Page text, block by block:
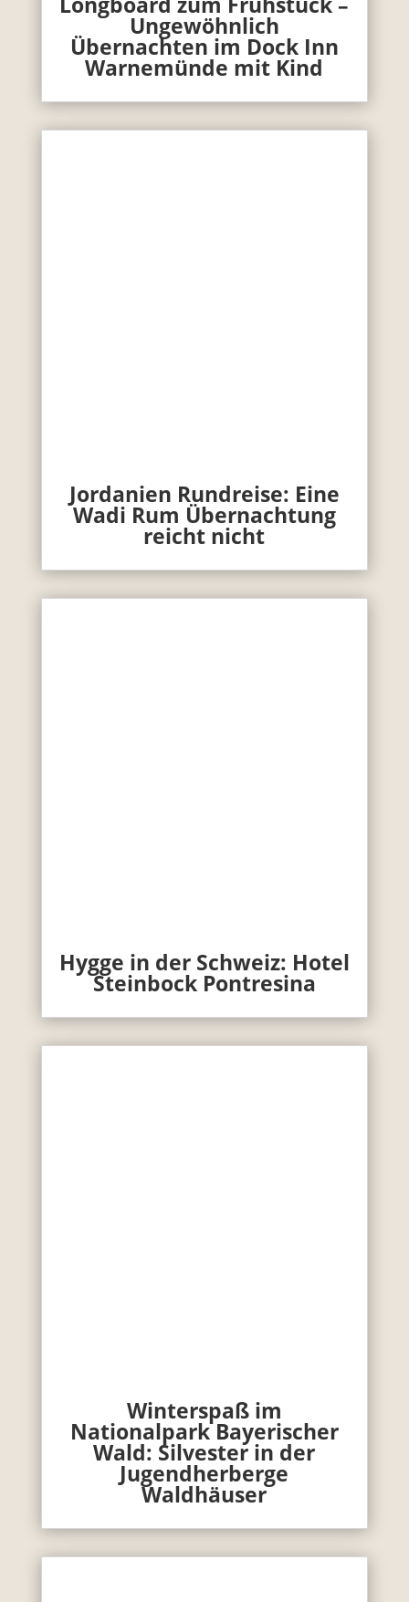
Ungewöhnlich
Übernachten im Dock Inn
Warnemünde mit Kind
Jordanien Rundreise: Eine
Wadi Rum Übernachtung
reicht nicht
Hygge in der Schweiz: Hotel
Steinbock Pontresina
Winterspaß im
Nationalpark Bayerischer
Wald: Silvester in der
Jugendherberge
Waldhäuser